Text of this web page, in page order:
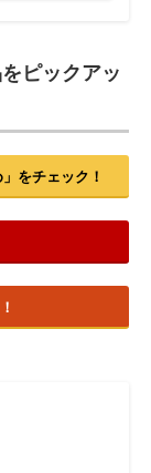
ピックアッ
をチェック！